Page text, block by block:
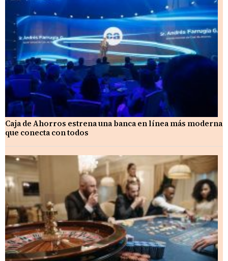
Caja de Ahorros estrena una banca en línea más moderna
que conecta con todos